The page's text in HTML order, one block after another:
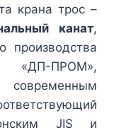
крана трос –
канат,
производства
ПРОМ»,
JIS и